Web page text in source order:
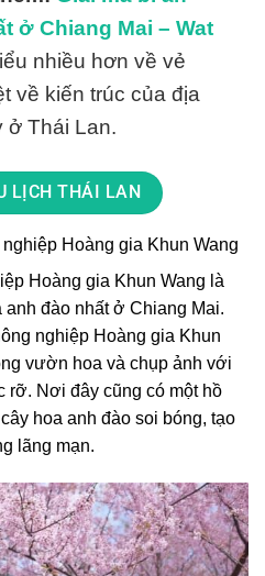
ở Chiang Mai – Wat
nhiều hơn về vẻ
về kiến trúc của địa
ở Thái Lan.
LỊCH THÁI LAN
Hoàng gia Khun Wang
Hoàng gia Khun Wang là
đào nhất ở Chiang Mai.
nghiệp Hoàng gia Khun
vườn hoa và chụp ảnh với
rỡ. Nơi đây cũng có một hồ
hoa anh đào soi bóng, tạo
lãng mạn.